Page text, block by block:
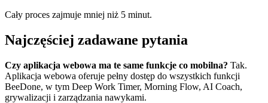
Cały proces zajmuje mniej niż 5 minut.
Najczęściej zadawane pytania
Czy aplikacja webowa ma te same funkcje co mobilna? Tak.
Aplikacja webowa oferuje pełny dostęp do wszystkich funkcji
BeeDone, w tym Deep Work Timer, Morning Flow, AI Coach,
grywalizacji i zarządzania nawykami.